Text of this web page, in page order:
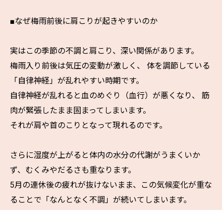
■なぜ梅雨前後に肩こりが起きやすいのか
実はこの季節の不調と肩こり、深い関係があります。
梅雨入り前後は気圧の変動が激しく、 体を調節している
「自律神経」が乱れやすい時期です。
自律神経が乱れると血のめぐり（血行）が悪くなり、 筋
肉が緊張したまま固まってしまいます。
それが肩や首のこりとなって現れるのです。
さらに湿度が上がると体内の水分の代謝がうまくいか
ず、むくみやだるさも重なります。
5月の連休後の疲れが抜けないまま、この気候変化が重な
ることで「なんとなく不調」が続いてしまいます。